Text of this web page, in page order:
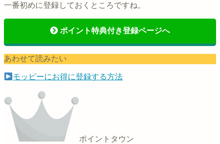
一番初めに登録しておくところですね。
ポイント特典付き登録ページへ
あわせて読みたい
モッピーにお得に登録する方法
ポイントタウン